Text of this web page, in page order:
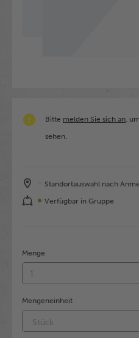
Bitte melden Sie sich an ,
sehen.
Standortauswahl nach
Verfügbar in Gruppe
Menge
Mengeneinheit